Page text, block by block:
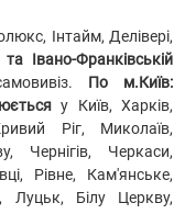
Інтайм, Делівері,
Івано-Франківській
По м.Київ:
у Київ, Харків,
Ріг, Миколаїв,
Чернігів, Черкаси,
Рівне, Кам'янське,
Луцьк, Білу Церкву,